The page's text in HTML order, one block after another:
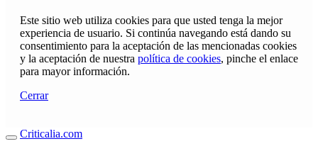
Este sitio web utiliza cookies para que usted tenga la mejor
experiencia de usuario. Si continúa navegando está dando su
consentimiento para la aceptación de las mencionadas cookies
y la aceptación de nuestra política de cookies, pinche el enlace
para mayor información.
Cerrar
Criticalia.com